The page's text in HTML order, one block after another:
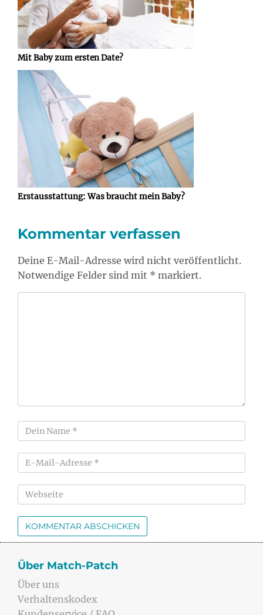
Mit Baby zum ersten Date?
Erstausstattung: Was braucht mein Baby?
Kommentar verfassen
Deine E-Mail-Adresse wird nicht veröffentlicht.
Notwendige Felder sind mit * markiert.
Über Match-Patch
Über uns
Verhaltenskodex